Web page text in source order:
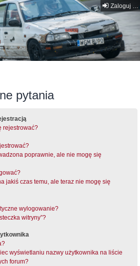
Zaloguj się
pytania
rejestrować?
poprawnie, ale nie mogę się
jakiś czas temu, ale teraz nie mogę się
wylogowanie?
witryny”?
wyświetlaniu nazwy użytkownika na liście
forum?